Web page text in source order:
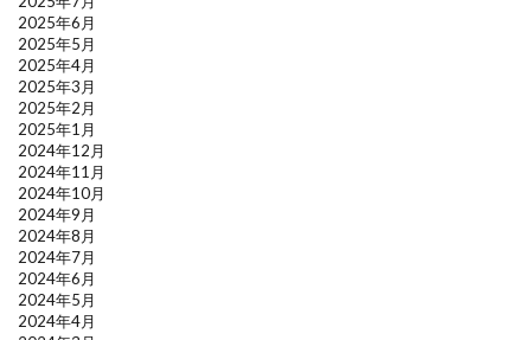
2025年6月
2025年5月
2025年4月
2025年3月
2025年2月
2025年1月
2024年12月
2024年11月
2024年10月
2024年9月
2024年8月
2024年7月
2024年6月
2024年5月
2024年4月